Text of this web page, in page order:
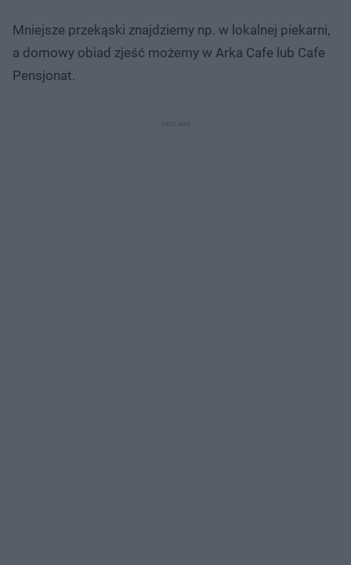
Mniejsze przekąski znajdziemy np. w lokalnej piekarni,
a domowy obiad zjeść możemy w Arka Cafe lub Cafe
Pensjonat.